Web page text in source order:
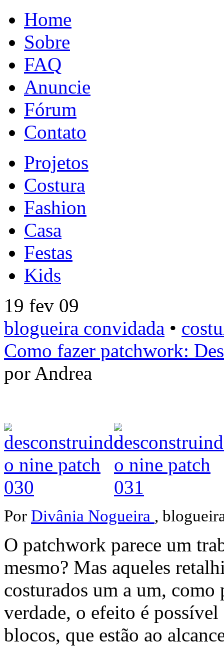
Home
Sobre
FAQ
Anuncie
Fórum
Contato
Projetos
Costura
Fashion
Casa
Festas
Kids
19 fev 09
blogueira convidada •
Como fazer patchwork:
por Andrea
Por Divânia Nogueira ,
O patchwork parece um
mesmo? Mas aqueles
costurados um a um,
verdade, o efeito é possível
blocos, que estão ao